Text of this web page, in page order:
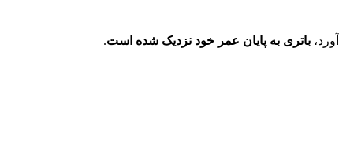
باتری به پایان عمر خود نزدیک شده است.